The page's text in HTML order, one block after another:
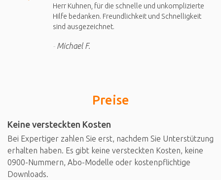
Herr Kuhnen, für die schnelle und unkomplizierte
Hilfe bedanken. Freundlichkeit und Schnelligkeit
sind ausgezeichnet.
Michael F.
Preise
Keine versteckten Kosten
Bei Expertiger zahlen Sie erst, nachdem Sie Unterstützung
erhalten haben. Es gibt keine versteckten Kosten, keine
0900-Nummern, Abo-Modelle oder kostenpflichtige
Downloads.